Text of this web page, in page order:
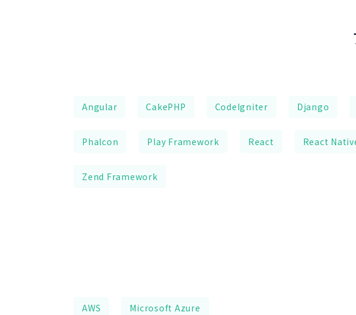
Angular CakePHP CodeIgniter Django
Phalcon Play Framework React React
Zend Framework
AWS Microsoft Azure